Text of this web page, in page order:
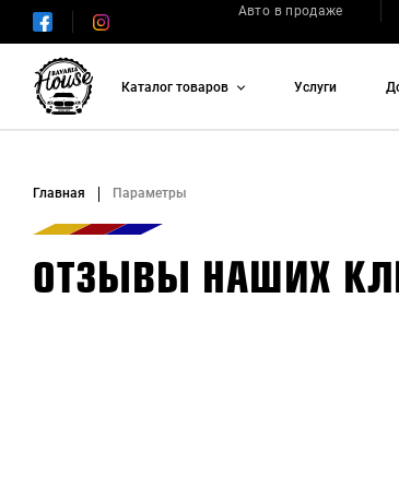
Авто в продаже
Каталог товаров Услуги
Главная Параметры
ОТЗЫВЫ НАШИХ